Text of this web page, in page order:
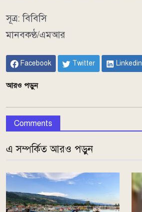
সূত্র: বিবিসি
মানবকণ্ঠ/এমআর
Facebook Twitter Linkedin
আরও পড়ুন
Comments
এ সম্পর্কিত আরও পড়ুন